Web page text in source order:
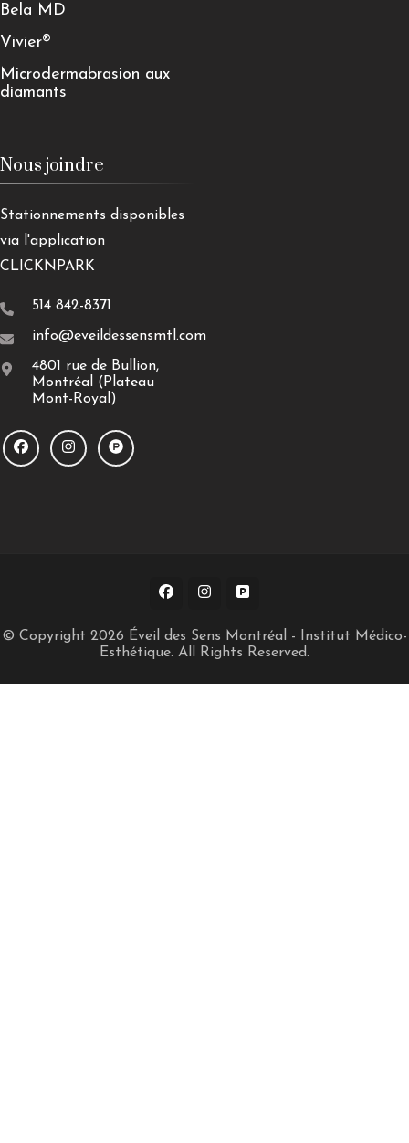
Bela MD
Vivier®
Microdermabrasion aux
diamants
Nous joindre
Stationnements disponibles
via l'application
CLICKNPARK
514 842-8371
info@eveildessensmtl.com
4801 rue de Bullion,
Montréal (Plateau
Mont-Royal)
© Copyright 2026 Éveil des Sens Montréal - Institut Médico-
Esthétique. All Rights Reserved.